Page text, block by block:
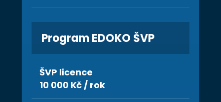
Program EDOKO ŠVP
ŠVP licence
10 000 Kč / rok